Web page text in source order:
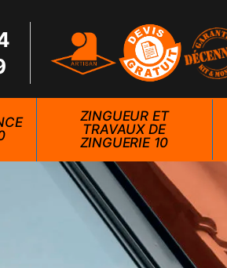
ZINGUEUR ET
TRAVAUX DE
ZINGUERIE 10